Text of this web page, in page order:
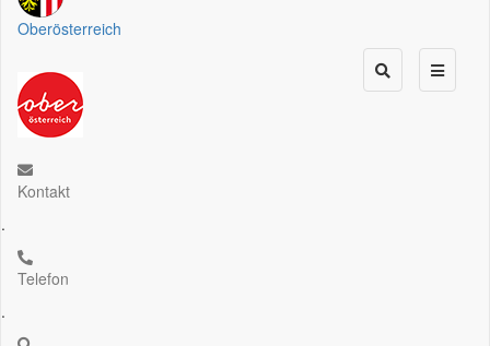
Oberösterreich
Kontakt
.
Telefon
.